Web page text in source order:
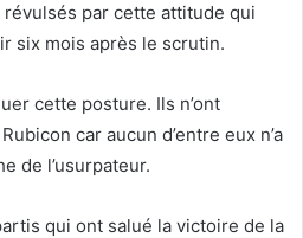
par cette attitude qui
six mois après le scrutin.
cette posture. Ils n’ont
car aucun d’entre eux n’a
de l’usurpateur.
qui ont salué la victoire de la